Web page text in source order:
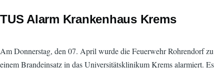
TUS Alarm Krankenhaus Krems
Am Donnerstag, den 07. April wurde die Feuerwehr Rohrendorf zu
einem Brandeinsatz in das Universitätsklinikum Krems alarmiert. Es